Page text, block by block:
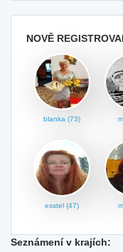
NOVĚ
blanka (73)
esstel (47)
Seznámení v krajích: